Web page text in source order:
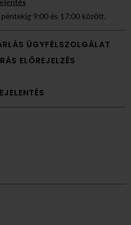
9:00 és 17:00 között.
ÜGYFÉLSZOLGÁLAT
ELŐREJELZÉS